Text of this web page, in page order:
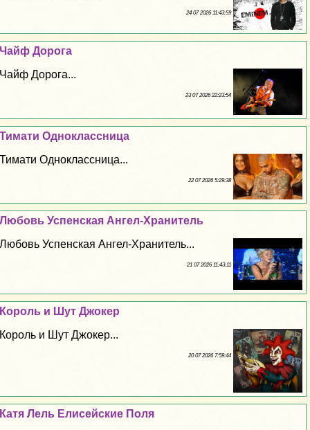
24 07 2026 11:43:59
Чайф Дорога
Чайф Дорога...
23 07 2026 22:23:54
Тимати Одноклассница
Тимати Одноклассница...
22 07 2026 5:29:38
Любовь Успенская Ангел-Хранитель
Любовь Успенская Ангел-Хранитель...
21 07 2026 11:43:11
Король и Шут Джокер
Король и Шут Джокер...
20 07 2026 7:59:44
Катя Лель Елисейские Поля